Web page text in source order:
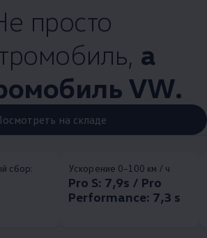
просто
а
VW.
на складе
сбор: Ускорение 0–100 км / ч
Pro S: 7,9s / Pro
Performance: 7,3 s